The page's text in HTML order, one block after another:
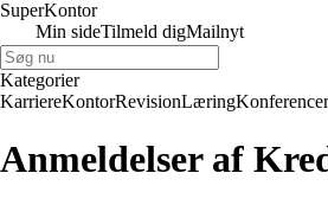
SuperKontor
Min sideTilmeld digMailnyt
Kategorier
KarriereKontorRevisionLæringKonferencer
Anmeldelser af